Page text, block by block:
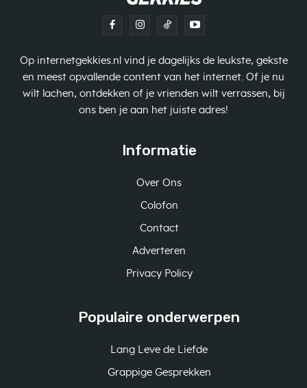
Op internetgekkies.nl vind je dagelijks de leukste, gekste
en meest opvallende content van het internet. Of je nu
wilt lachen, ontdekken of je vrienden wilt verrassen, bij
ons ben je aan het juiste adres!
Informatie
Over Ons
Colofon
Contact
Adverteren
Privacy Policy
Populaire onderwerpen
Lang Leve de Liefde
Grappige Gesprekken